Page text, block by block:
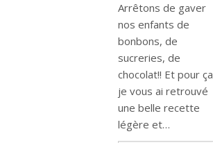
Arrêtons de gaver
nos enfants de
bonbons, de
sucreries, de
chocolat!! Et pour ça
je vous ai retrouvé
une belle recette
légère et…